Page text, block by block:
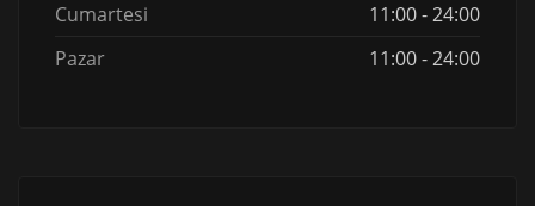
Cumartesi
11:00 - 24:00
Pazar
11:00 - 24:00